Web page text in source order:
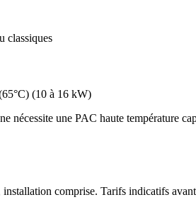
classiques
(10 à 16 kW)
nécessite une PAC haute température
installation comprise. Tarifs indicatifs